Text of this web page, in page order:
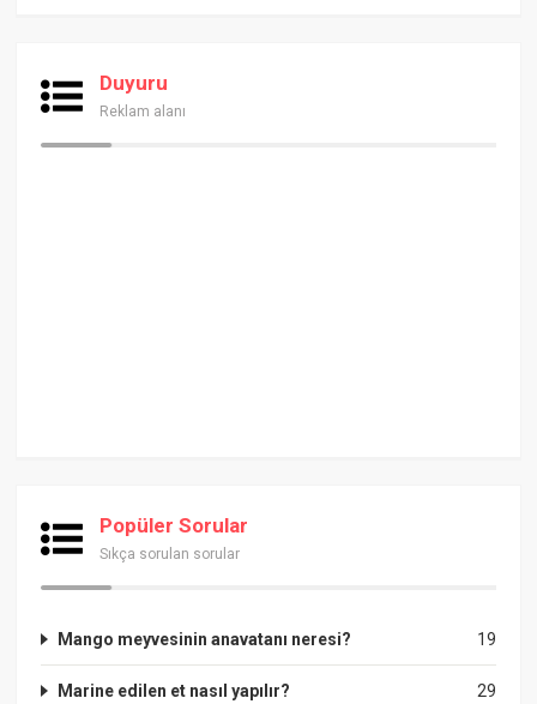
Duyuru
Reklam alanı
Popüler Sorular
Sıkça sorulan sorular
19
Mango meyvesinin anavatanı neresi?
29
Marine edilen et nasıl yapılır?